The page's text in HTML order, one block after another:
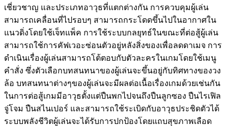
เชี่ยวชาญ และประเภทอาวุธที่แตกต่างกัน การควบคุมผู้เล่น
สามารถเคลื่อนที่ไปรอบๆ สามารถกระโดดขึ้นไปในอากาศใน
แนวดิ่งโดยใช้เจ็ทแพ็ค การใช้ระบบกลยุทธ์ในขณะที่ต่อสู้ผู้เล่น
สามารถใช้การคัฟเวอะซ่อนตัวอยู่หลังสิ่งของเพื่อลดดาเมจ การ
ดำเนินเรื่องผู้เล่นสามารถโต้ตอบกับตัวละครในเกมโดยใช้เมนู
คำสั่ง ซึ่งตัวเลือกบทสนทนาของผู้เล่นจะขึ้นอยู่กับทิศทางของวง
ล้อ บทสนทนาต่างๆของผู้เล่นจะมีผลต่อเนื้อเรื่องเกมด้วยเช่นกัน
ในการต่อสู้เกมมีอาวุธตั้งแต่ปืนพกไปจนถึงปืนลูกซอง ปืนไรเฟิล
จู่โจม ปืนสไนเปอร์ และสามารถใช้ระเบิดกับอาวุธประชิดตัวได้
ระบบพลังชีวิตผู้เล่นจะได้รับการปกป้องโดยแถบสุขภาพเลือด